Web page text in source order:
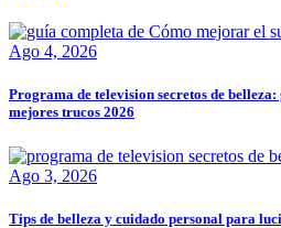
Ago 4, 2026
Programa de television secretos de
mejores trucos 2026
Ago 3, 2026
Tips de belleza y cuidado personal para